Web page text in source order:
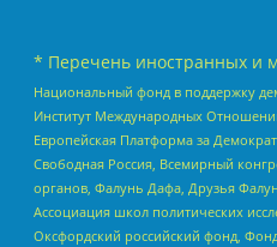
* Перечень иностранных и
Национальный фонд в поддержку
Институт Международных
Европейская Платформа за
Свободная Россия, Всемирный
органов, Фалунь Дафа, Друзья
Ассоциация школ политических
Оксфордский российский фонд,